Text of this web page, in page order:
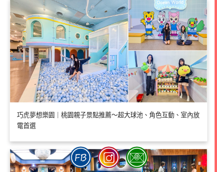
巧虎夢想樂園｜桃園親子景點推薦～超大球池、角色互動、室內放
電首選